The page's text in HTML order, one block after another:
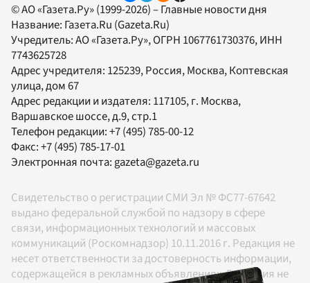
© АО «Газета.Ру» (1999-2026) – Главные новости дня
Название: Газета.Ru (Gazeta.Ru)
Учредитель:АО «Газета.Ру», ОГРН 1067761730376, ИНН
7743625728
Адрес учредителя: 125239, Россия, Москва, Коптевская
улица, дом 67
Адрес редакции и издателя: 117105, г. Москва,
Варшавское шоссе, д.9, стр.1
Телефон редакции:+7 (495) 785-00-12
Факс:+7 (495) 785-17-01
Электронная почта:gazeta@gazeta.ru
Свидетельство о регистрации СМИ Эл № ФС77-67642
выдано федеральной службой по надзору в сфере
связи, информационных технологий и массовых
коммуникаций (Роскомнадзор) 10.11.2016 г. Редакция не
несет ответственности за достоверность информации,
содержащейся в рекламных объявлениях. Редакция не